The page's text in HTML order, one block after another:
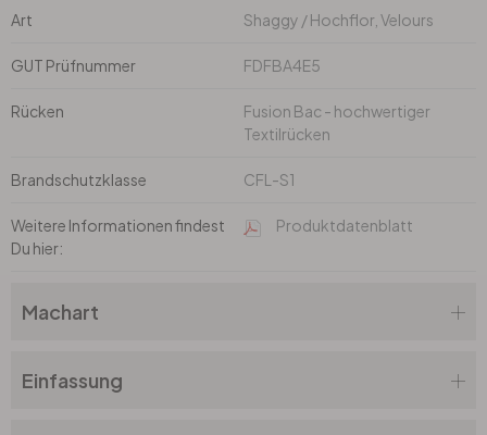
Art Shaggy / Hochflor, Velours
GUT Prüfnummer FDFBA4E5
Rücken
Fusion Bac - hochwertiger
Textilrücken
Brandschutzklasse CFL-S1
Weitere Informationen findest
Du hier:
Produktdatenblatt
Machart
Einfassung